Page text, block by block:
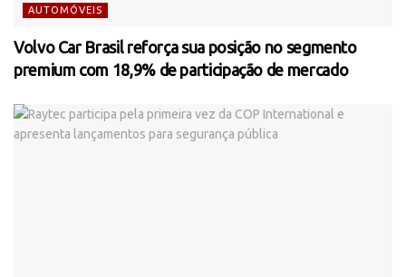
AUTOMÓVEIS
Volvo Car Brasil reforça sua posição no segmento
premium com 18,9% de participação de mercado